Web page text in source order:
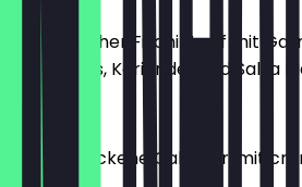
Aromatischer Fischintopf mit
Calamares, Koriander und Salsa
€ 10,90
In Öl gebackene Calamari mit